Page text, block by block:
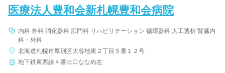
医療法人豊和会新札幌豊和会病院
内科 外科 消化器科 肛門科 リハビリテーション 循環器科 人工透析 腎臓内
科・外科
北海道札幌市厚別区大谷地東２丁目５番１２号
地下鉄東西線４番出口ななめ左